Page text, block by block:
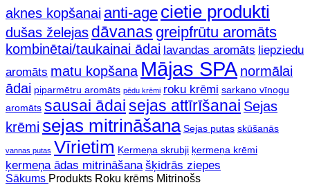
aknes kopšanai anti-age cietie produkti
dušas želejas dāvanas greipfrūtu aromāts
kombinētai/taukainai ādai lavandas aromāts liepziedu
aromāts matu kopšana Mājas SPA normālai
ādai piparmētru aromāts pēdu krēmi roku krēmi sarkano vīnogu
aromāts sausai ādaisejas attīrīšanai Sejas
krēmisejas mitrināšana Sejas putas skūšanās
vannas putas Vīrietim Ķermeņa skrubji ķermeņa krēmi
ķermeņa ādas mitrināšana šķidrās ziepes
Sākums Produkts Roku krēms Mitrinošs